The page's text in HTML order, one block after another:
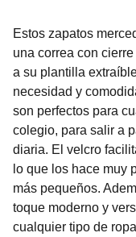
Estos zapatos
una correa con
a su plantilla
necesidad y
son perfectos para
colegio, para salir a
diaria. El velcro
lo que los hace muy
más pequeños.
toque moderno y
cualquier tipo de